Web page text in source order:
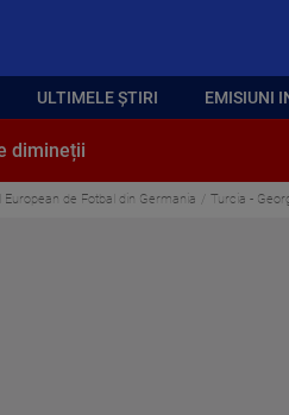
ULTIMELE ȘTIRI EMISIUNI
dimineții
European de Fotbal din Germania Turcia -